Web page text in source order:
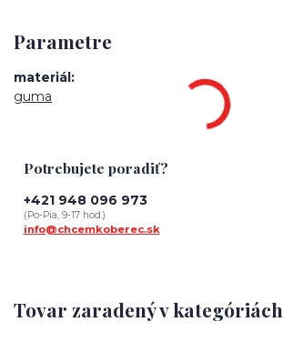
Parametre
materiál
guma
Tovar zaradený v kategóriách
Potrebujete poradiť?
+421 948 096 973
(Po-Pia, 9-17 hod.)
info@chcemkoberec.sk